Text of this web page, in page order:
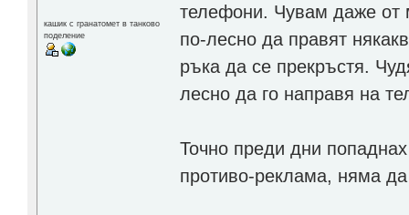
кашик с гранатомет в танково
поделение
телефони. Чувам даже от
по-лесно да правят
ръка да се прекръстя.
лесно да го направя на
Точно преди дни
противо-реклама, няма